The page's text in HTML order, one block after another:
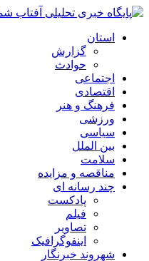
استان
گزارش
حوادث
اجتماعی
اقتصادی
فرهنگ و هنر
ورزشی
سیاسی
بین الملل
سلامت
مناقصه و مزایده
چند رسانه ای
پادکست
فیلم
تصاویر
اینفوگرافیک
شهروند خبرنگار